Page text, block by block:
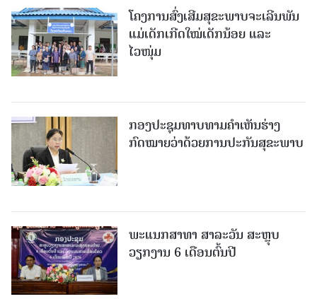
ໂຄງການສົ່ງເສີມສຸຂະພາບຈະເລີນພັນ
ແມ່ເດັກເກີດໃໝ່ເດັກນ້ອຍ ແລະ
ໄວໜຸ່ມ
ກອງປະຊຸມທາບທາມຄໍາເຫັນຮ່າງ
ກົດໝາຍວ່າດ້ວຍການປະກັນສຸຂະພາບ
ພະແນກສາທາ ສາລະວັນ ສະຫຼຸບ
ວຽກງານ 6 ເດືອນຕົ້ນປີ